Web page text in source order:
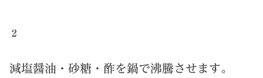
２
減塩醤油・砂糖・酢を鍋で沸騰させます。